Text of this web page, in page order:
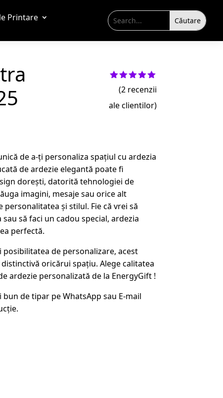
Printare
Evaluat la
5.00din 5
pe baza a
evaluări
(2recenzii
ale clientilor)
de a-ți personaliza spațiul cu ardezia
de ardezie elegantă poate fi
dorești, datorită tehnologiei de
imagini, mesaje sau orice alt
și stilul. Fie că vrei să
să faci un cadou special, ardezia
perfectă.
posibilitatea de personalizare, acest
oricărui spațiu. Alege calitatea
ardezie personalizată de la EnergyGift !
de tipar pe WhatsApp sau E-mail